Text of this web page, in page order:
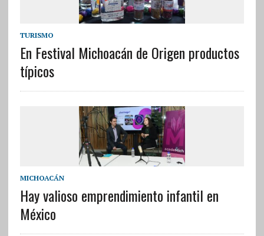
TURISMO
En Festival Michoacán de Origen productos
típicos
MICHOACÁN
Hay valioso emprendimiento infantil en
México